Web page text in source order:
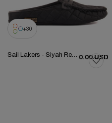
30
Sail Lakers - Siyah Renk Kadın Ev Terliği 109-560-B 0.00 USD